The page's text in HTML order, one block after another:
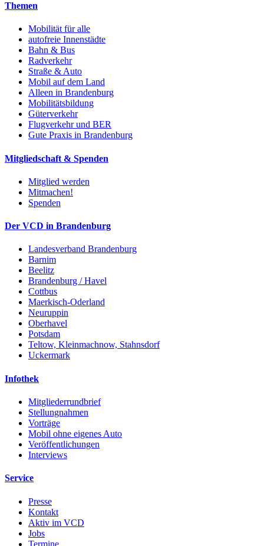
Themen
Mobilität für alle
autofreie Innenstädte
Bahn & Bus
Radverkehr
Straße & Auto
Mobil auf dem Land
Alleen in Brandenburg
Mobilitätsbildung
Güterverkehr
Flugverkehr und BER
Gute Praxis in Brandenburg
Mitgliedschaft & Spenden
Mitglied werden
Mitmachen!
Spenden
Der VCD in Brandenburg
Landesverband Brandenburg
Barnim
Beelitz
Brandenburg / Havel
Cottbus
Maerkisch-Oderland
Neuruppin
Oberhavel
Potsdam
Teltow, Kleinmachnow, Stahnsdorf
Uckermark
Infothek
Mitgliederrundbrief
Stellungnahmen
Vorträge
Mobil ohne eigenes Auto
Veröffentlichungen
Interviews
Service
Presse
Kontakt
Aktiv im VCD
Jobs
Termine